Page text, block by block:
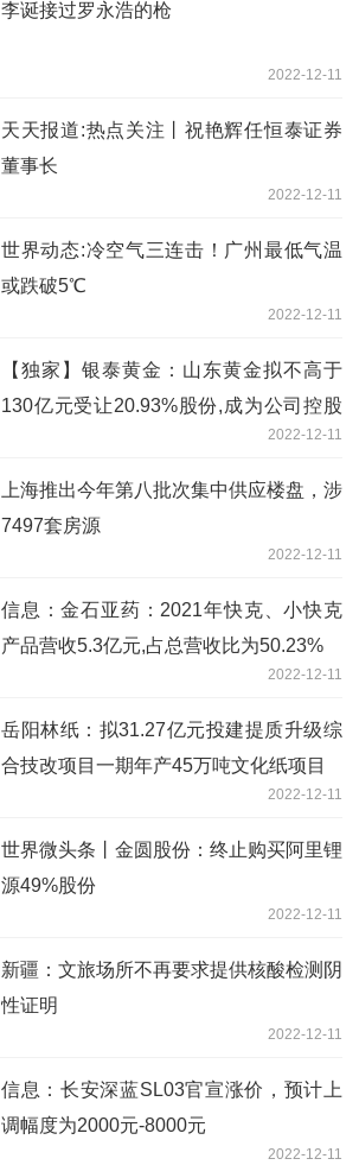
李诞接过罗永浩的枪
2022-12-11
天天报道:热点关注丨祝艳辉任恒泰证券
董事长
2022-12-11
世界动态:冷空气三连击！广州最低气温
或跌破5℃
2022-12-11
【独家】银泰黄金：山东黄金拟不高于
130亿元受让20.93%股份,成为公司控股
2022-12-11
上海推出今年第八批次集中供应楼盘，涉
7497套房源
2022-12-11
信息：金石亚药：2021年快克、小快克
产品营收5.3亿元,占总营收比为50.23%
2022-12-11
岳阳林纸：拟31.27亿元投建提质升级综
合技改项目一期年产45万吨文化纸项目
2022-12-11
世界微头条丨金圆股份：终止购买阿里锂
源49%股份
2022-12-11
新疆：文旅场所不再要求提供核酸检测阴
性证明
2022-12-11
信息：长安深蓝SL03官宣涨价，预计上
调幅度为2000元-8000元
2022-12-11